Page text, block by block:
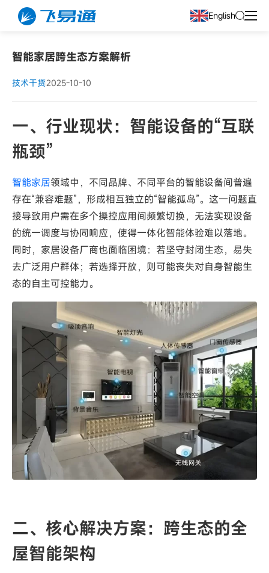
English
智能家居跨生态方案解析
技术干货2025-10-10
一、行业现状：智能设备的“互联
瓶颈”
智能家居领域中，不同品牌、不同平台的智能设备间普遍
存在“兼容难题”，形成相互独立的“智能孤岛”。这一问题直
接导致用户需在多个操控应用间频繁切换，无法实现设备
的统一调度与协同响应，使得一体化智能体验难以落地。
同时，家居设备厂商也面临困境：若坚守封闭生态，易失
去广泛用户群体；若选择开放，则可能丧失对自身智能生
态的自主可控能力。
二、核心解决方案：跨生态的全
屋智能架构